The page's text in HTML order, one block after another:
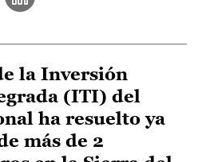
la Inversión
(ITI) del
ha resuelto ya
más de 2